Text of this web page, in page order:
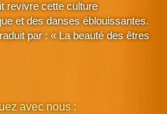
revivre cette culture
et des danses éblouissantes.
par : « La beauté des êtres
avec nous :